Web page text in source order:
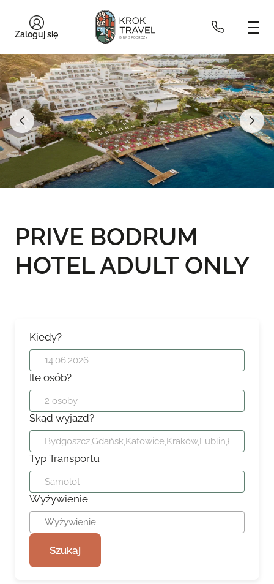
Zaloguj się
PRIVE BODRUM
HOTEL ADULT ONLY
Kiedy?
Ile osób?
Skąd wyjazd?
Typ Transportu
Wyżywienie
Szukaj